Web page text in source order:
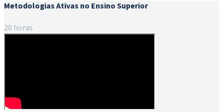
Metodologias Ativas no Ensino Superior
20 horas